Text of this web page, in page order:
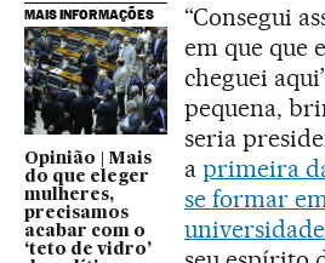
MAIS INFORMAÇÕES
Opinião | Mais
do que eleger
mulheres,
precisamos
acabar com o
‘teto de vidro’
“Consegui
em que que
cheguei
pequena,
seria
a primeira
se formar